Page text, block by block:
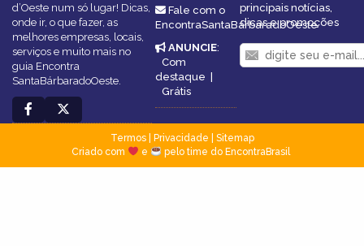
d’Oeste num só lugar! Dicas,
onde ir, o que fazer, as
melhores empresas, locais,
serviços e muito mais no
guia Encontra
SantaBárbaradoOeste.
Fale com o
EncontraSantaBárbaradoOeste
ANUNCIE:
Com
destaque |
Grátis
principais notícias,
dicas e promoções
Termos| Privacidade
Sitemap
Criado com
e pelo time do EncontraBrasil